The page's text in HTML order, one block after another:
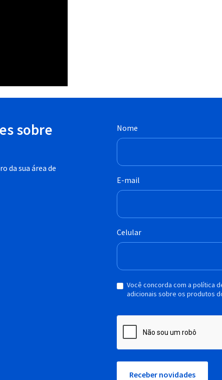
sobre
da sua área de
Nome
E-mail
Celular
Você concorda com a política
adicionais sobre os produtos
Receber novidades